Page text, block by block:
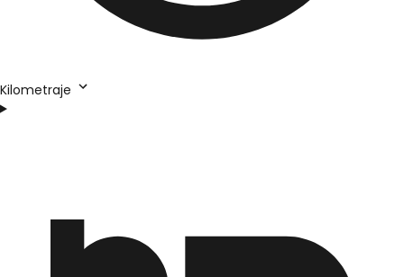
Kilometraje